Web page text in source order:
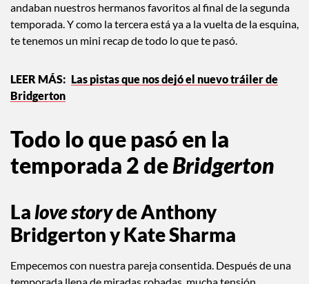
andaban nuestros hermanos favoritos al final de la segunda
temporada. Y como la tercera está ya a la vuelta de la esquina,
te tenemos un mini recap de todo lo que te pasó.
Las pistas que nos dejó el nuevo tráiler de
Bridgerton
Todo lo que pasó en la
temporada 2 deBridgerton
Lalove storydeAnthony
Bridgerton y Kate Sharma
Empecemos con nuestra pareja consentida. Después de una